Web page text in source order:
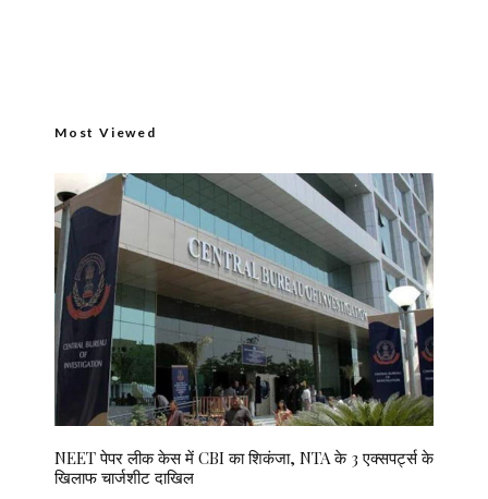
Most Viewed
NEET पेपर लीक केस में CBI का शिकंजा, NTA के 3 एक्सपर्ट्स के
खिलाफ चार्जशीट दाखिल